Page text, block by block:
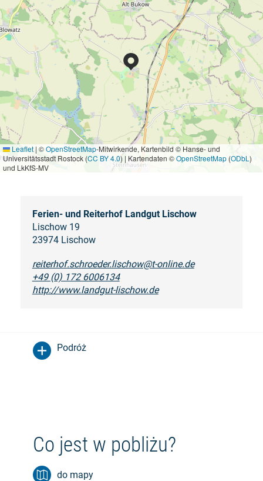
Leaflet | ©OpenStreetMap-Mitwirkende, Kartenbild © Hanse- und
Universitätsstadt Rostock (CC BY 4.0) | Kartendaten ©OpenStreetMap (ODbL )
und LkKfS-MV
Ferien- und Reiterhof Landgut Lischow
Lischow 19
23974 Lischow
reiterhof.schroeder.lischow@t-online.de
+49 (0) 172 6006134
http://www.landgut-lischow.de
Podróż
Co jest w pobliżu?
do mapy